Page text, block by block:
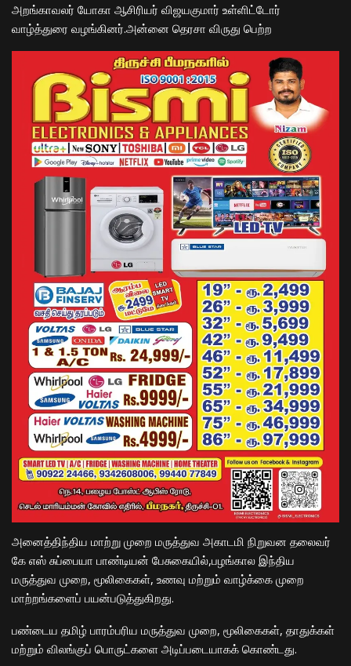
அறங்காவலர் யோகா ஆசிரியர் விஜயகுமார் உள்ளிட்டோர்
வாழ்த்துரை வழங்கினர்.அன்னை தெரசா விருது பெற்ற
அனைத்திந்திய மாற்று முறை மருத்துவ அகாடமி நிறுவன தலைவர்
கே எஸ் சுப்பையா பாண்டியன் பேசுகையில்,பழங்கால இந்திய
மருத்துவ முறை, மூலிகைகள், உணவு மற்றும் வாழ்க்கை முறை
மாற்றங்களைப் பயன்படுத்துகிறது.
பண்டைய தமிழ் பாரம்பரிய மருத்துவ முறை, மூலிகைகள், தாதுக்கள்
மற்றும் விலங்குப் பொருட்களை அடிப்படையாகக் கொண்டது.